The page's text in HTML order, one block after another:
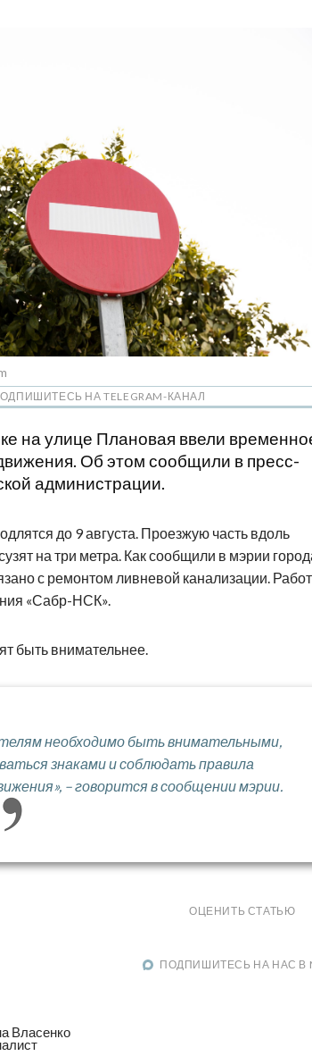
НА TELEGRAM-КАНАЛ
на улице Плановая ввели
Об этом сообщили в пресс-
администрации.
до 9 августа. Проезжую часть вдоль
на три метра. Как сообщили в мэрии
с ремонтом ливневой канализации.
«Сабр-НСК».
быть внимательнее.
необходимо быть внимательными,
знаками и соблюдать правила
– говорится в сообщении мэрии.
ОЦЕНИТЬ СТАТЬЮ
ПОДПИШИТЕСЬ НА НАС В
Власенко